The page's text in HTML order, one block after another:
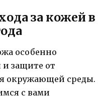
за кожей в
особенно
защите от
окружающей среды.
с вами